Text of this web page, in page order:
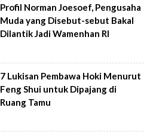
Profil Norman Joesoef, Pengusaha
Muda yang Disebut-sebut Bakal
Dilantik Jadi Wamenhan RI
7 Lukisan Pembawa Hoki Menurut
Feng Shui untuk Dipajang di
Ruang Tamu